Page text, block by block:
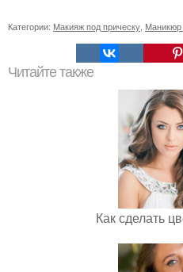
Категории: Макияж под прическу Маникюр
Читайте также
Как сделать